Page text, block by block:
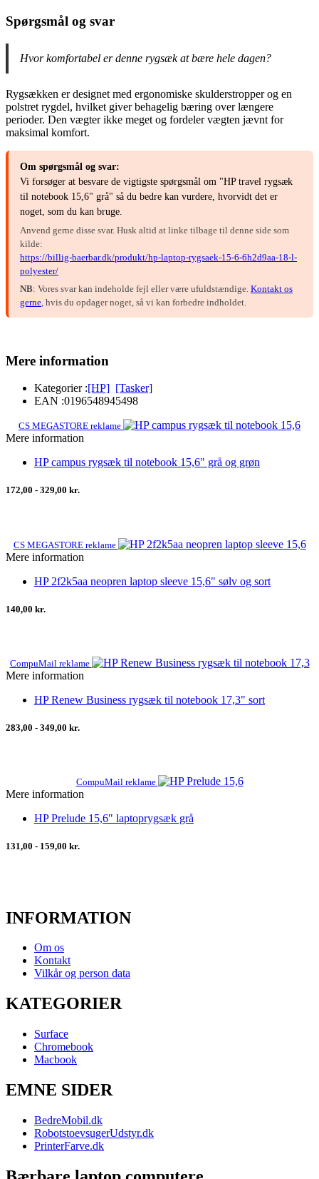
Spørgsmål og svar
Hvor komfortabel er denne rygsæk at bære hele dagen?
Rygsækken er designet med ergonomiske skulderstropper og en
polstret rygdel, hvilket giver behagelig bæring over længere
perioder. Den vægter ikke meget og fordeler vægten jævnt for
maksimal komfort.
Om spørgsmål og svar:
Vi forsøger at besvare de vigtigste spørgsmål om "HP travel rygsæk
til notebook 15,6" grå" så du bedre kan vurdere, hvorvidt det er
noget, som du kan bruge.
Anvend gerne disse svar. Husk altid at linke tilbage til denne side som
kilde:
https://billig-baerbar.dk/produkt/hp-laptop-rygsaek-15-6-6h2d9aa-18-l-
polyester/
NB: Vores svar kan indeholde fejl eller være ufuldstændige. Kontakt os
gerne , hvis du opdager noget, så vi kan forbedre indholdet.
Mere information
Kategorier :[HP] [Tasker]
EAN :0196548945498
CS MEGASTORE reklame
Mere information
HP campus rygsæk til notebook 15,6" grå og grøn
172,00 - 329,00 kr.
CS MEGASTORE reklame
Mere information
HP 2f2k5aa neopren laptop sleeve 15,6" sølv og sort
140,00 kr.
CompuMail reklame
Mere information
HP Renew Business rygsæk til notebook 17,3" sort
283,00 - 349,00 kr.
CompuMail reklame
Mere information
HP Prelude 15,6" laptoprygsæk grå
131,00 - 159,00 kr.
INFORMATION
Om os
Kontakt
Vilkår og person data
KATEGORIER
Surface
Chromebook
Macbook
EMNE SIDER
BedreMobil.dk
RobotstoevsugerUdstyr.dk
PrinterFarve.dk